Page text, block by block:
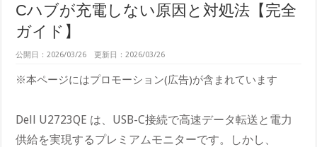
Cハブが充電しない原因と対処法【完全
ガイド】
公開日：2026/03/26 更新日：2026/03/26
※本ページにはプロモーション(広告)が含まれています
Dell U2723QE は、USB-C接続で高速データ転送と電力
供給を実現するプレミアムモニターです。しかし、